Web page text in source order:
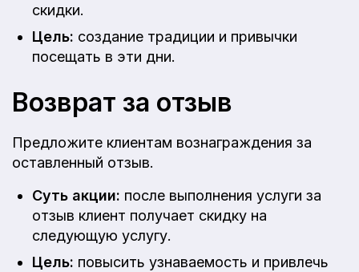
скидки.
Цель: создание традиции и привычки
посещать в эти дни.
Возврат за отзыв
Предложите клиентам вознаграждения за
оставленный отзыв.
Суть акции: после выполнения услуги за
отзыв клиент получает скидку на
следующую услугу.
Цель: повысить узнаваемость и привлечь